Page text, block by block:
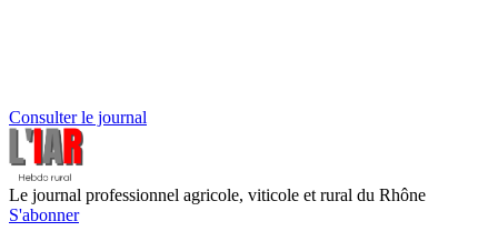
Consulter le journal
Le journal professionnel agricole, viticole et rural du Rhône
S'abonner